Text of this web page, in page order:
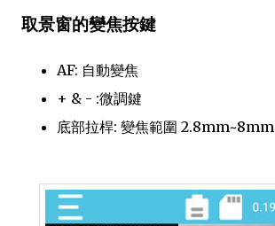
取景窗的變焦按鍵
AF: 自動變焦
+ & - :微調鍵
底部拉桿: 變焦範圍 2.8mm~8mm